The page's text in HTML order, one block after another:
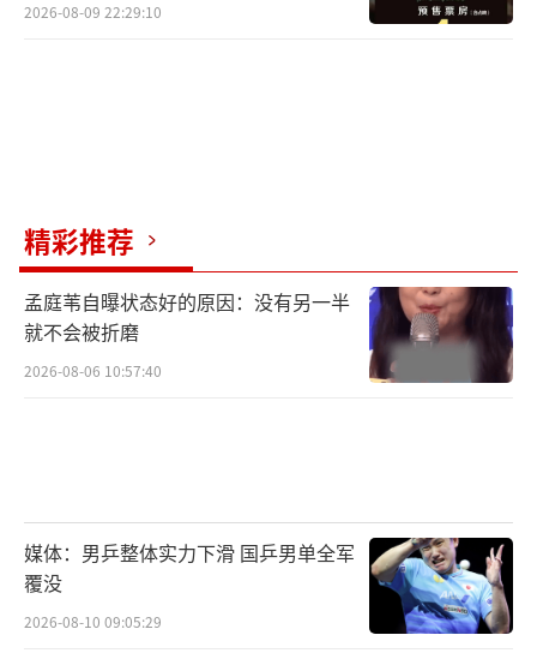
2026-08-09 22:29:10
精彩推荐
孟庭苇自曝状态好的原因：没有另一半
就不会被折磨
2026-08-06 10:57:40
媒体：男乒整体实力下滑 国乒男单全军
覆没
2026-08-10 09:05:29